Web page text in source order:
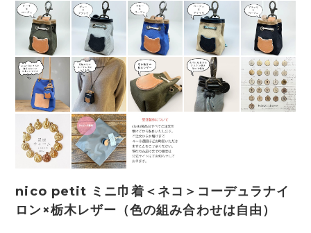
nico petit ミニ巾着＜ネコ＞コーデュラナイ
ロン×栃木レザー（色の組み合わせは自由）